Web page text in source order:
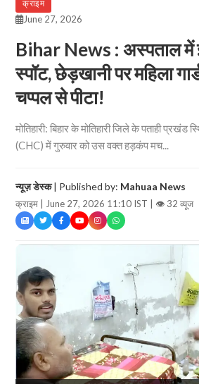
क्राइम
June 27, 2026
Bihar News : अस्पताल
स्पॉट, छेड़खानी पर महिला
चप्पल से पीटा!
मोतिहारी: बिहार के मोतिहारी जिले के पताही प्रखंड
(CHC) में गुरुवार को उस वक्त हड़कंप मच...
न्यूज़ डेस्क| Published by: Mahuaa News
क्राइम | June 27, 2026 11:10 IST | 👁 32 व्यूज